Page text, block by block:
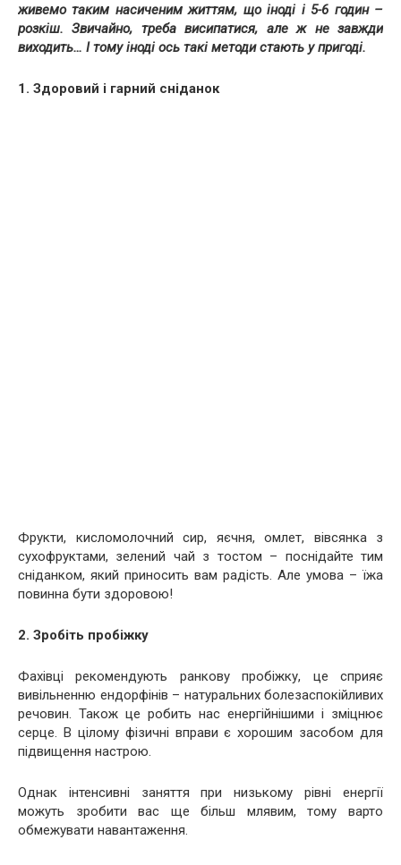
живемо таким насиченим життям, що іноді і 5-6 годин –
розкіш. Звичайно, треба висипатися, але ж не завжди
виходить… І тому іноді ось такі методи стають у пригоді.
1. Здоровий і гарний сніданок
Фрукти, кисломолочний сир, яєчня, омлет, вівсянка з
сухофруктами, зелений чай з тостом – поснідайте тим
сніданком, який приносить вам радість. Але умова – їжа
повинна бути здоровою!
2. Зробіть пробіжку
Фахівці рекомендують ранкову пробіжку, це сприяє
вивільненню ендорфінів – натуральних болезаспокійливих
речовин. Також це робить нас енергійнішими і зміцнює
серце. В цілому фізичні вправи є хорошим засобом для
підвищення настрою.
Однак інтенсивні заняття при низькому рівні енергії
можуть зробити вас ще більш млявим, тому варто
обмежувати навантаження.